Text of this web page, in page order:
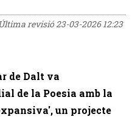
Última revisió23-03-2026 12:23
de Dalt va
de la Poesia amb la
un projecte